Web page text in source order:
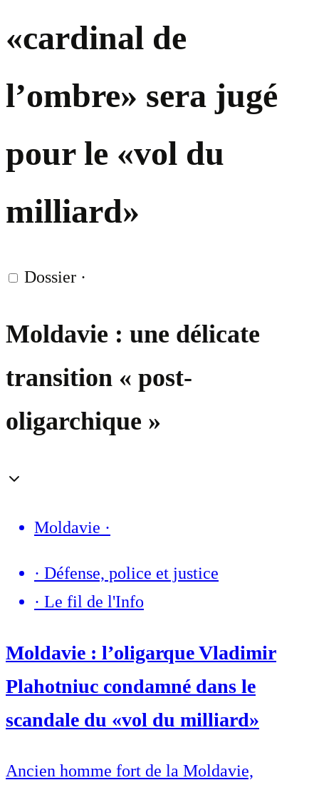
«cardinal de
l’ombre» sera jugé
pour le «vol du
milliard»
Dossier ·
Moldavie : une délicate
transition « post-
oligarchique »
Moldavie ·
· Défense, police et justice
· Le fil de l'Info
Moldavie : l’oligarque Vladimir
Plahotniuc condamné dans le
scandale du «vol du milliard»
Ancien homme fort de la Moldavie,